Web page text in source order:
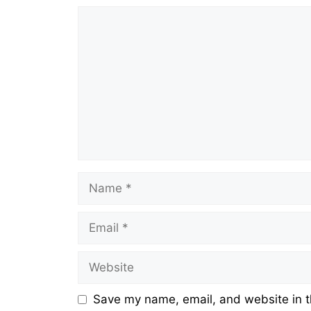
Save my name, email, and website in